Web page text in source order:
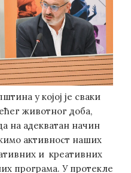
у којој је сваки
животног доба,
на адекватан начин
активност наших
и креативних
програма. У протекле